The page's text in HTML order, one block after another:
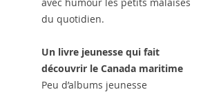
du quotidien.
Un livre jeunesse qui fait
découvrir le Canada maritime
Peu d’albums jeunesse